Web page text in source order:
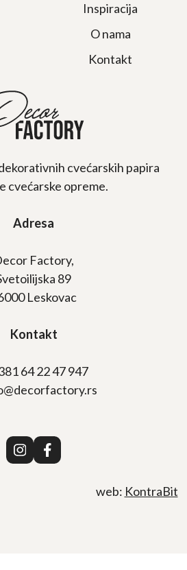
Inspiracija
O nama
Kontakt
cvećarskih papira
cvećarske opreme.
Adresa
Factory,
89
Leskovac
Kontakt
64 22 47 947
web: KontraBit